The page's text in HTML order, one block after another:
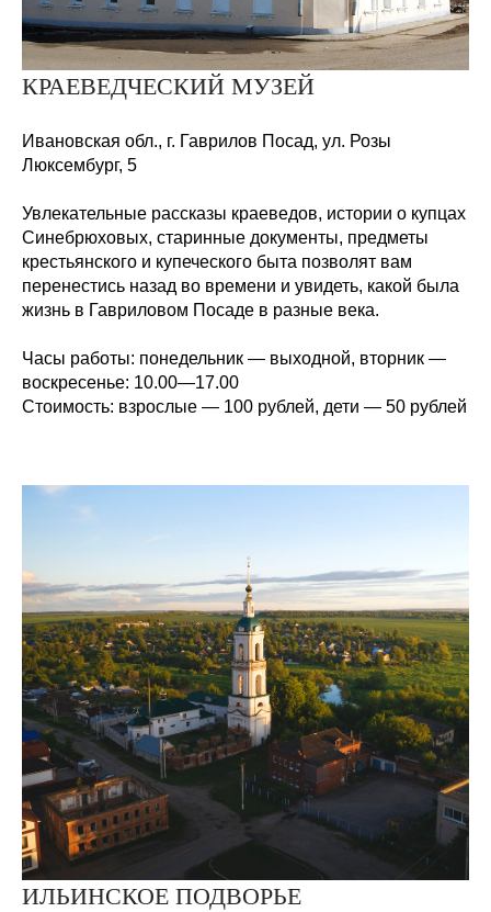
КРАЕВЕДЧЕСКИЙ МУЗЕЙ
Ивановская обл., г. Гаврилов Посад, ул. Розы
Люксембург, 5
Увлекательные рассказы краеведов, истории о купцах
Синебрюховых, старинные документы, предметы
крестьянского и купеческого быта позволят вам
перенестись назад во времени и увидеть, какой была
жизнь в Гавриловом Посаде в разные века.
Часы работы: понедельник — выходной, вторник —
воскресенье: 10.00—17.00
Стоимость: взрослые — 100 рублей, дети — 50 рублей
ИЛЬИНСКОЕ ПОДВОРЬЕ